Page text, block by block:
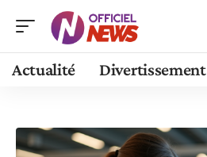
Actualité Divertissement